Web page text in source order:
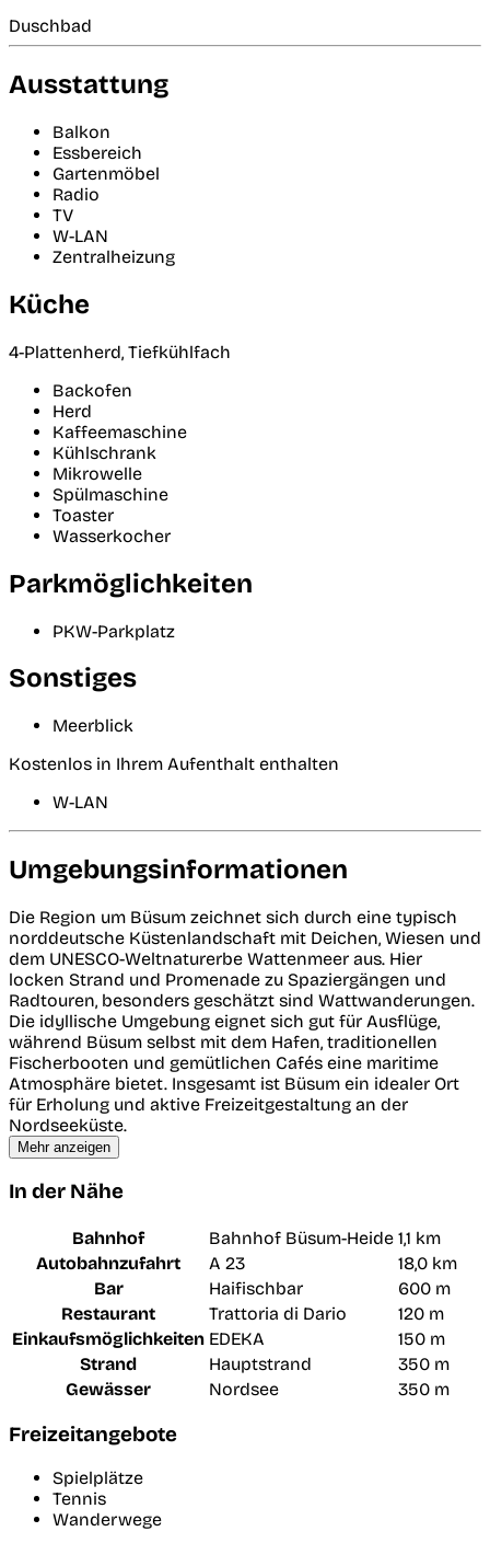
Duschbad
Ausstattung
Balkon
Essbereich
Gartenmöbel
Radio
TV
W-LAN
Zentralheizung
Küche
4-Plattenherd, Tiefkühlfach
Backofen
Herd
Kaffeemaschine
Kühlschrank
Mikrowelle
Spülmaschine
Toaster
Wasserkocher
Parkmöglichkeiten
PKW-Parkplatz
Sonstiges
Meerblick
Kostenlos in Ihrem Aufenthalt enthalten
W-LAN
Umgebungsinformationen
Die Region um Büsum zeichnet sich durch eine typisch
norddeutsche Küstenlandschaft mit Deichen, Wiesen und
dem UNESCO-Weltnaturerbe Wattenmeer aus. Hier
locken Strand und Promenade zu Spaziergängen und
Radtouren, besonders geschätzt sind Wattwanderungen.
Die idyllische Umgebung eignet sich gut für Ausflüge,
während Büsum selbst mit dem Hafen, traditionellen
Fischerbooten und gemütlichen Cafés eine maritime
Atmosphäre bietet. Insgesamt ist Büsum ein idealer Ort
für Erholung und aktive Freizeitgestaltung an der
Nordseeküste.
Mehr anzeigen
In der Nähe
Bahnhof Bahnhof Büsum-Heide 1,1 km
Autobahnzufahrt
A 23
18,0 km
Bar
Haifischbar
600 m
Restaurant
Trattoria di Dario
120 m
Einkaufsmöglichkeiten EDEKA
150 m
Strand
Hauptstrand
350 m
Gewässer
Nordsee 350 m
Freizeitangebote
Spielplätze
Tennis
Wanderwege